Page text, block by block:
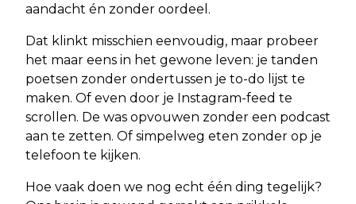
aandacht én zonder oordeel.
Dat klinkt misschien eenvoudig, maar probeer
het maar eens in het gewone leven: je tanden
poetsen zonder ondertussen je to-do lijst te
maken. Of even door je Instagram-feed te
scrollen. De was opvouwen zonder een podcast
aan te zetten. Of simpelweg eten zonder op je
telefoon te kijken.
Hoe vaak doen we nog echt één ding tegelijk?